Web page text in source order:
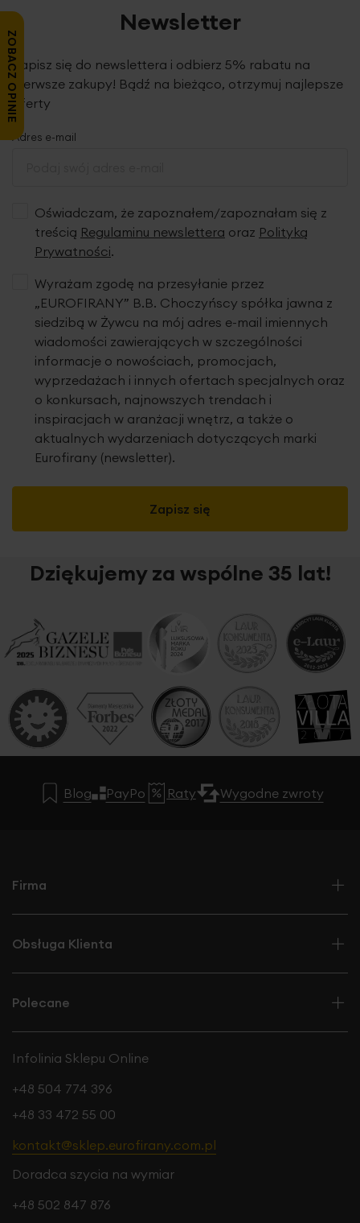
Newsletter
Zapisz się do newslettera i odbierz 5% rabatu na
pierwsze zakupy! Bądź na bieżąco, otrzymuj najlepsze
oferty
Adres e-mail
Oświadczam, że zapoznałem/zapoznałam się z
treścią Regulaminu newslettera oraz Polityką
Prywatności.
Zapisz się
Wyrażam zgodę na przesyłanie przez
„EUROFIRANY” B.B. Choczyńscy spółka jawna z
siedzibą w Żywcu na mój adres e-mail imiennych
wiadomości zawierających w szczególności
informacje o nowościach, promocjach,
wyprzedażach i innych ofertach specjalnych oraz
o konkursach, najnowszych trendach i
inspiracjach w aranżacji wnętrz, a także o
aktualnych wydarzeniach dotyczących marki
Eurofirany (newsletter).
Dziękujemy za wspólne 35 lat!
Blog PayPo Raty Wygodne zwroty
Firma
Obsługa Klienta
Polecane
Infolinia Sklepu Online
+48 504 774 396
+48 33 472 55 00
kontakt@sklep.eurofirany.com.pl
Doradca szycia na wymiar
+48 502 847 876
ZOBACZ OPINIE